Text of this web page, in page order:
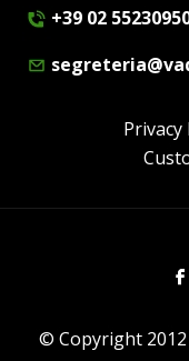
+39 02
Privacy
© Copyright 2012